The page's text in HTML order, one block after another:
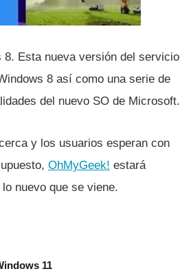
Esta nueva versión del servicio
8 así­ como una serie de
del nuevo SO de Microsoft.
y los usuarios esperan con
OhMyGeek! estará
nuevo que se viene.
11